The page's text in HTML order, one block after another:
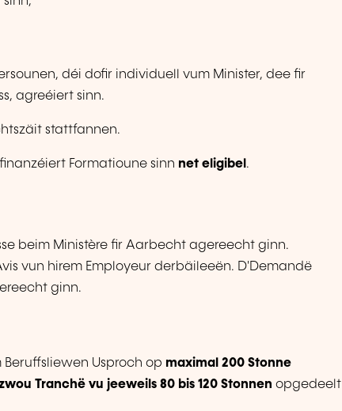
déi dofir individuell vum Minister, dee fir
agreéiert sinn.
stattfannen.
Formatioune sinn net eligibel .
beim Ministère fir Aarbecht agereecht ginn.
vun hirem Employeur derbäileeën. D'Demandë
ginn.
Usproch op maximal 200 Stonne
Tranchë vu jeeweils 80 bis 120 Stonnen opgedeelt